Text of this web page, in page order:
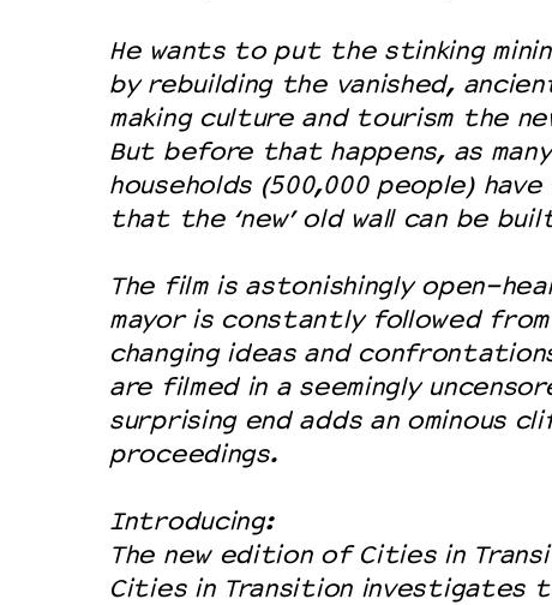
He wants to put the stinking
by rebuilding the vanished,
making culture and tourism the
But before that happens, as
households (500,000 people)
that the ‘new’ old wall can be
The film is astonishingly open-
mayor is constantly followed from
changing ideas and
are filmed in a seemingly
surprising end adds an ominous
proceedings.
Introducing:
The new edition of Cities in
Cities in Transition investigates